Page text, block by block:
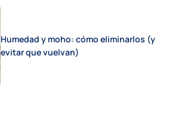
Humedad y moho: cómo eliminarlos (y
evitar que vuelvan)